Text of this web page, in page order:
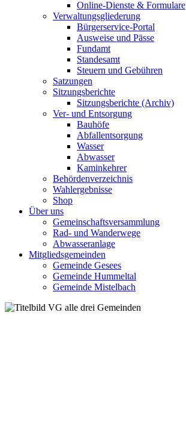
Online-Dienste & Formulare
Verwaltungsgliederung
Bürgerservice-Portal
Ausweise und Pässe
Fundamt
Standesamt
Steuern und Gebühren
Satzungen
Sitzungsberichte
Sitzungsberichte (Archiv)
Ver- und Entsorgung
Bauhöfe
Abfallentsorgung
Wasser
Abwasser
Kaminkehrer
Behördenverzeichnis
Wahlergebnisse
Shop
Über uns
Gemeinschaftsversammlung
Rad- und Wanderwege
Abwasseranlage
Mitgliedsgemeinden
Gemeinde Gesees
Gemeinde Hummeltal
Gemeinde Mistelbach